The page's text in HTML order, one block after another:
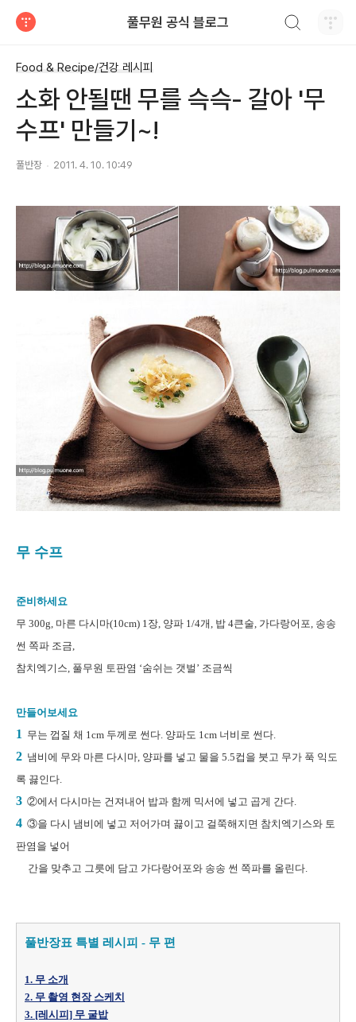
풀무원 공식 블로그
Food & Recipe/건강 레시피
소화 안될땐 무를 슥슥- 갈아 '무
수프' 만들기~!
풀반장 2011. 4. 10. 10:49
무 수프
준비하세요
무 300g, 마른 다시마(10cm) 1장, 양파 1/4개, 밥 4큰술, 가다랑어포, 송송
썬 쪽파 조금,
참치엑기스, 풀무원 토판염 ‘숨쉬는 갯벌’ 조금씩
만들어보세요
1 무는 껍질 채 1cm 두께로 썬다. 양파도 1cm 너비로 썬다.
2 냄비에 무와 마른 다시마, 양파를 넣고 물을 5.5컵을 붓고 무가 푹 익도
록 끓인다.
3 ②에서 다시마는 건져내어 밥과 함께 믹서에 넣고 곱게 간다.
4 ③을 다시 냄비에 넣고 저어가며 끓이고 걸쭉해지면 참치엑기스와 토
판염을 넣어
간을 맞추고 그릇에 담고 가다랑어포와 송송 썬 쪽파를 올린다.
풀반장표 특별 레시피 - 무 편
1. 무 소개
2. 무 촬영 현장 스케치
3. [레시피] 무 굴밥